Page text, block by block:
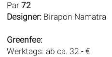
Par 72
Designer:Birapon Namatra
Greenfee:
Werktags: ab ca. 32.- €